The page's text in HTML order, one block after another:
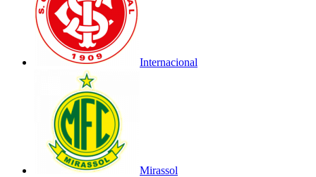
Internacional
Mirassol